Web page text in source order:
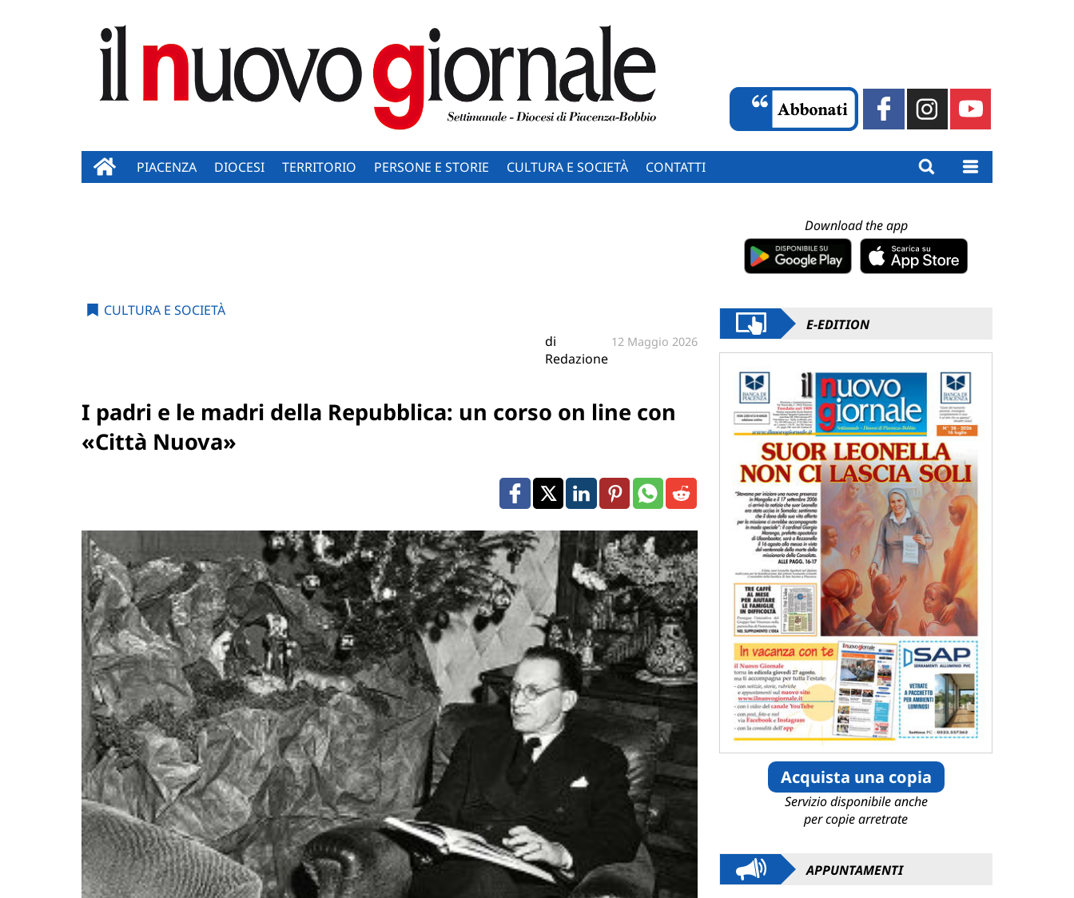
PIACENZA DIOCESI TERRITORIO PERSONE E STORIE CULTURA E SOCIETÀ CONTATTI
CULTURA E SOCIETÀ
di
Redazione
12 Maggio 2026
I padri e le madri della Repubblica: un corso on line con
«Città Nuova»
Download the app
E-EDITION
Acquista una copia
Servizio disponibile anche
per copie arretrate
APPUNTAMENTI